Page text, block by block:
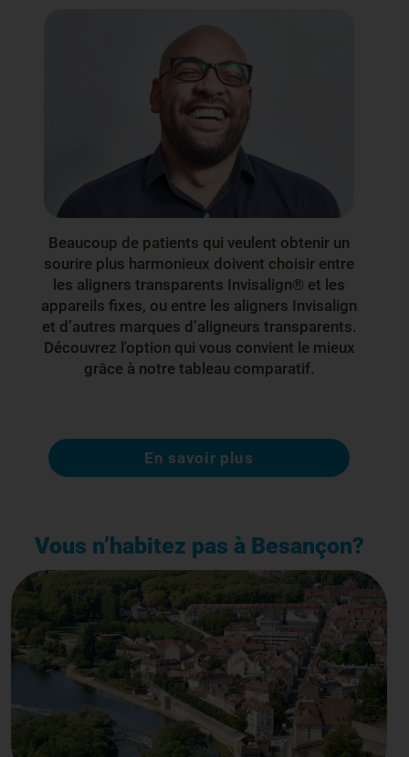
Beaucoup de patients qui veulent obtenir un
sourire plus harmonieux doivent choisir entre
les aligners transparents Invisalign® et les
appareils fixes, ou entre les aligners Invisalign
et d’autres marques d’aligneurs transparents.
Découvrez l'option qui vous convient le mieux
grâce à notre tableau comparatif.
En savoir plus
Vous n’habitez pas à Besançon?